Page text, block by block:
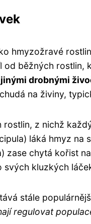
hmyzožravé
od běžných rostlin,
drobnými
na živiny,
z nichž
láká hmyz
zase chytá kořist
kluzkých
stále
regulovat